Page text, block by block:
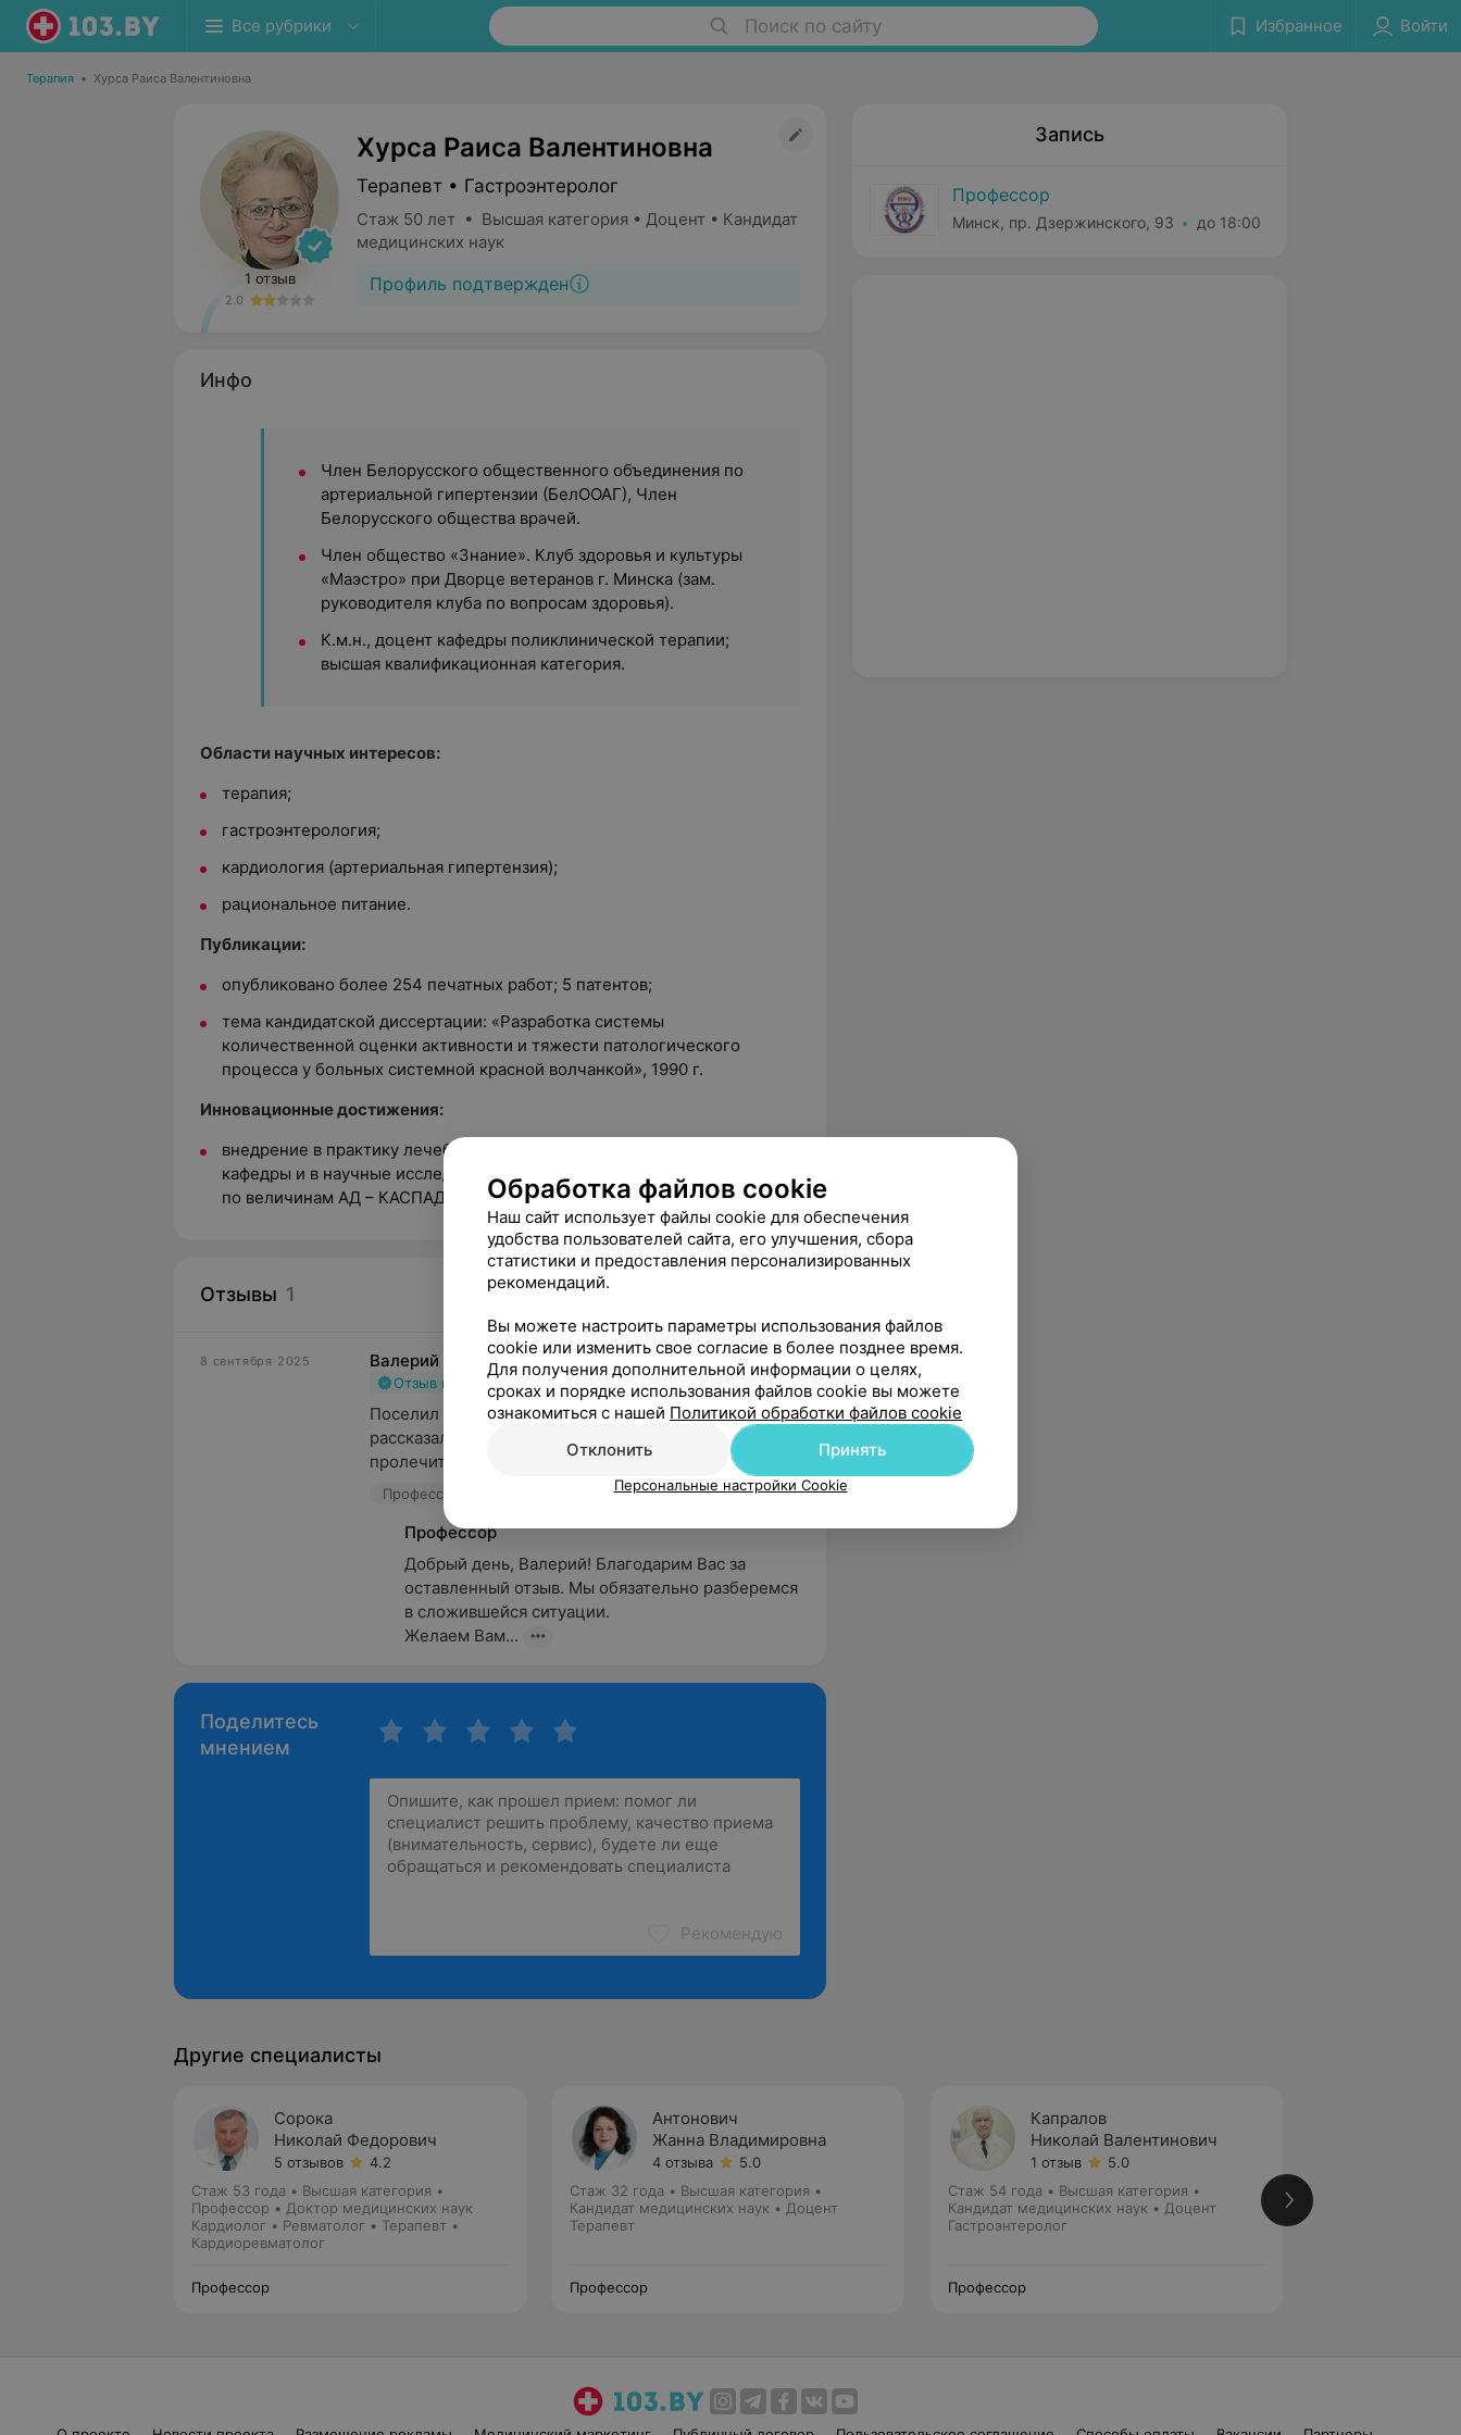
Все рубрики Поиск по сайту Избранное Войти
Терапия • Хурса Раиса Валентиновна
1 отзыв
2.0
Хурса Раиса Валентиновна
Терапевт • Гастроэнтеролог
Стаж 50 лет • Высшая категория • Доцент • Кандидат
медицинских наук
Профиль подтвержден
Инфо
Член Белорусского общественного объединения по
артериальной гипертензии (БелООАГ), Член
Белорусского общества врачей.
Член общество «Знание». Клуб здоровья и культуры
«Маэстро» при Дворце ветеранов г. Минска (зам.
руководителя клуба по вопросам здоровья).
К.м.н., доцент кафедры поликлинической терапии;
высшая квалификационная категория.
Области научных интересов:
терапия;
гастроэнтерология;
кардиология (артериальная гипертензия);
рациональное питание.
Публикации:
опубликовано более 254 печатных работ; 5 патентов;
тема кандидатской диссертации: «Разработка системы
количественной оценки активности и тяжести патологического
процесса у больных системной красной волчанкой», 1990 г.
Инновационные достижения:
внедрение в практику лечебно-консультативной работы сотрудников
кафедры и в научные исследования метода анализа кровообращения
по величинам АД – КАСПАД.
Отзывы 1 2.0 Профессор, пр. Дзержинского, 93
8 сентября 2025 Валерий
Отзыв подтвержден
Поселил 08.09.2025 врача гастроэнтеролога...Врач
рассказала, что ей болит, и посоветывала
пролечиться по интернету...пол...
Профессор, пр. Дзержинского, 93
Профессор
Добрый день, Валерий! Благодарим Вас за
оставленный отзыв. Мы обязательно разберемся
в сложившейся ситуации.
Желаем Вам...
Поделитесь
мнением
Рекомендую
Запись
Профессор
Минск, пр. Дзержинского, 93 до 18:00
Другие специалисты
Сорока
Николай Федорович
5 отзывов
4.2
Стаж 53 года • Высшая категория •
Профессор • Доктор медицинских наук
Кардиолог • Ревматолог • Терапевт •
Кардиоревматолог
Профессор
Антонович
Жанна Владимировна
4 отзыва
5.0
Стаж 32 года • Высшая категория •
Кандидат медицинских наук • Доцент
Терапевт
Профессор
Капралов
Николай Валентинович
1 отзыв
5.0
Стаж 54 года • Высшая категория •
Кандидат медицинских наук • Доцент
Гастроэнтеролог
Профессор
Обработка файлов cookie
Наш сайт использует файлы cookie для обеспечения
удобства пользователей сайта, его улучшения, сбора
статистики и предоставления персонализированных
рекомендаций.
Вы можете настроить параметры использования файлов
cookie или изменить свое согласие в более позднее время.
Для получения дополнительной информации о целях,
сроках и порядке использования файлов cookie вы можете
ознакомиться с нашей Политикой обработки файлов cookie
Отклонить
Принять
Персональные настройки Cookie